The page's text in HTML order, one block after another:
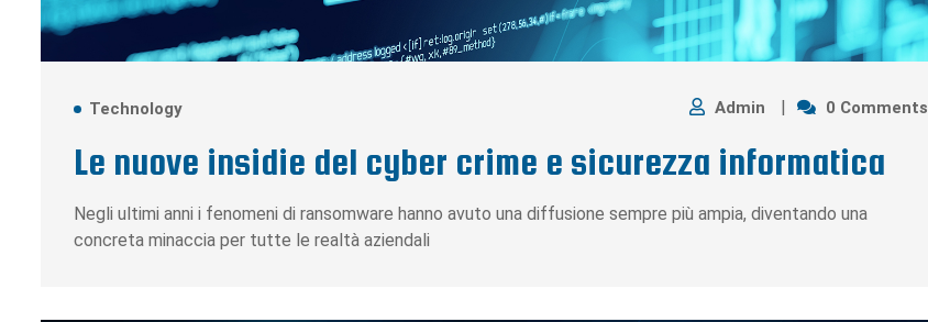
Technology Admin 0 Comments
Le nuove insidie del cyber crime e sicurezza informatica
Negli ultimi anni i fenomeni di ransomware hanno avuto una diffusione sempre più ampia, diventando una
concreta minaccia per tutte le realtà aziendali